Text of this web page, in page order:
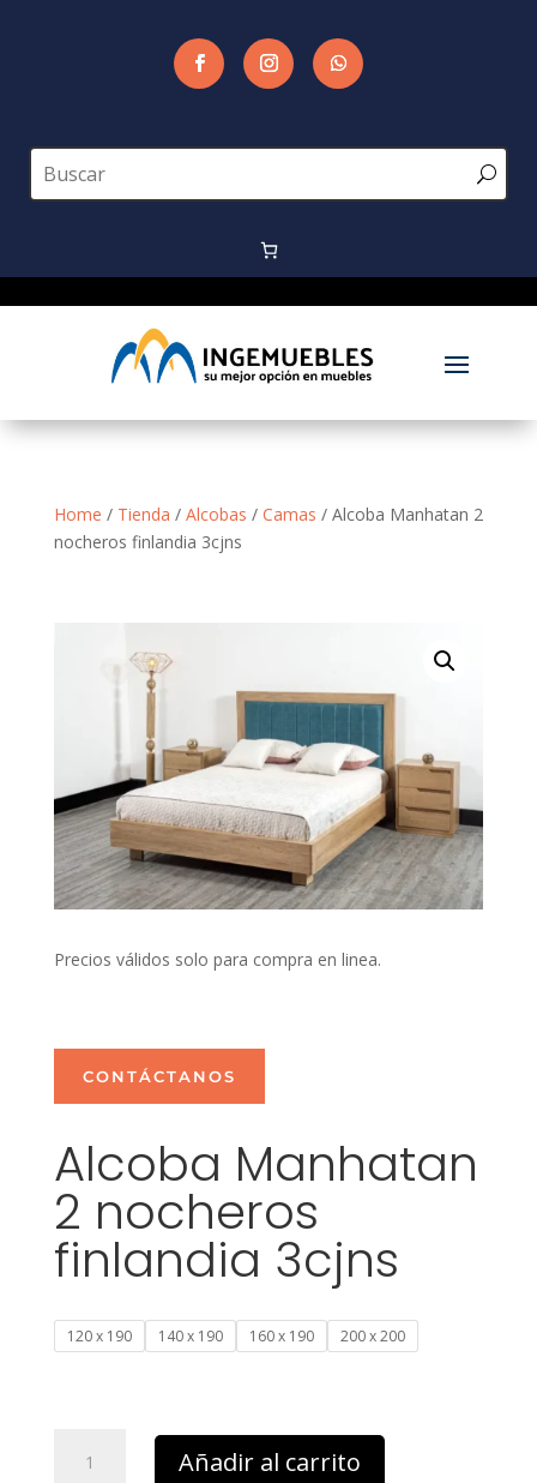
Home / Tienda / Alcobas / Camas / Alcoba Manhatan 2
nocheros finlandia 3cjns
Precios válidos solo para compra en linea.
CONTÁCTANOS
Alcoba Manhatan
2 nocheros
finlandia 3cjns
120 x 190 140 x 190 160 x 190 200 x 200
Manhatan
Añadir al carrito